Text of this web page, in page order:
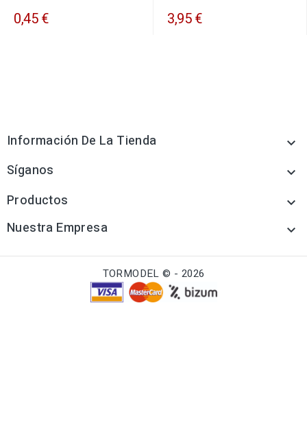
0,45 € 3,95 €
Información De La Tienda 
Síganos 
Productos 
Nuestra Empresa 
TORMODEL © - 2026